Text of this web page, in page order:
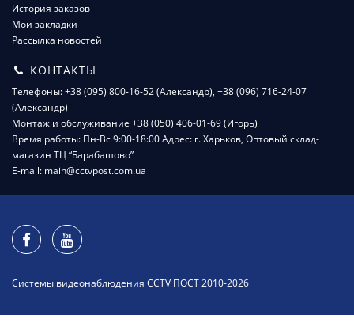
История заказов
Мои закладки
Рассылка новостей
КОНТАКТЫ
Телефоны: +38 (095) 800-16-52 (Александр), +38 (096) 716-24-07
(Александр)
Монтаж и обслуживание +38 (050) 406-01-69 (Игорь)
Время работы: Пн-Вс 9:00-18:00 Адрес: г. Харьков, Оптовый склад-
магазин ТЦ “Барабашово”
E-mail: main@cctvpost.com.ua
Системы видеонаблюдения CCTV ПОСТ 2010-2026